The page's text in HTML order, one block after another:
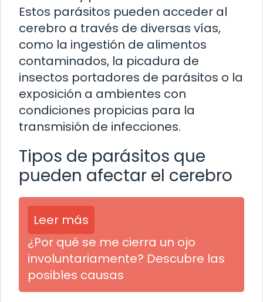
Estos parásitos pueden acceder al
cerebro a través de diversas vías,
como la ingestión de alimentos
contaminados, la picadura de
insectos portadores de parásitos o la
exposición a ambientes con
condiciones propicias para la
transmisión de infecciones.
Tipos de parásitos que
pueden afectar el cerebro
Leer más
¿Por qué se me cierra un ojo
involuntariamente? Descubre las
posibles causas